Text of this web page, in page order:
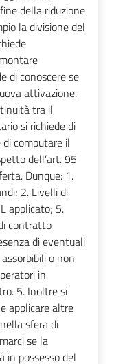
della riduzione
la divisione del
di conoscere se
attivazione.
tra il
si richiede di
computare il
dell’art. 95
Dunque: 1.
2. Livelli di
applicato; 5.
contratto
di eventuali
o non
in
5. Inoltre si
applicare altre
sfera di
se la
in possesso del